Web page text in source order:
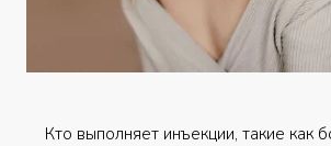
Кто выполняет инъекции, такие как